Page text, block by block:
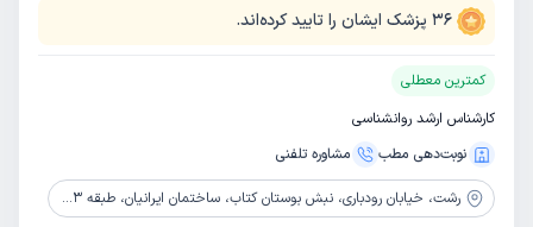
36 پزشک ایشان را تایید کرده‌اند.
کمترین معطلی
کارشناس ارشد روانشناسی
نوبت‌دهی مطب
مشاوره‌ تلفنی
رشت، خیابان رودباری، نبش بوستان کتاب، ساختمان ایرانیان، طبقه 3، واحد 5 ، مرکز مشاوره خانواده